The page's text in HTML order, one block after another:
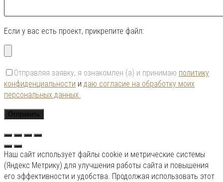
Если у вас есть проект, прикрепите файл:
Отправляя заявку, я ознакомлен (а) и принимаю политику
конфиденциальности и даю согласие на обработку моих
персональных данных
Наш сайт использует файлы cookie и метрические системы
(Яндекс Метрику) для улучшения работы сайта и повышения
его эффективности и удобства. Продолжая использовать этот